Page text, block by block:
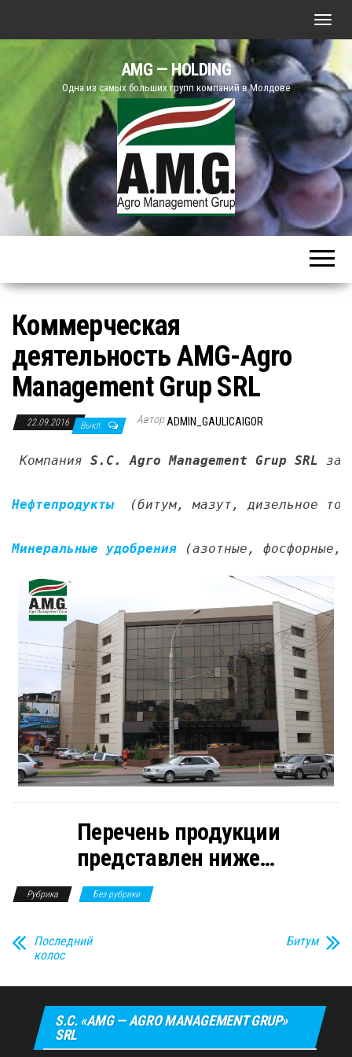
П
о
к
а
а
ь
/
С
р
ы
а
AMG — HOLDING
Одна из самых больших групп компаний в Молдове
Коммерческая
деятельность AMG-Agro
Management Grup SRL
22.09.2016 Выкл. АвторADMIN_GAULICAIGOR
Компания S.C. Agro Management Grup SRL
Нефтепродукты (битум, мазут, дизельное
Минеральные удобрения (азотные, фосфорные,
Перечень продукции
представлен ниже…
Рубрика Без рубрики
Последний
колос
Битум
S.C. «AMG — AGRO MANAGEMENT GRUP»
SRL